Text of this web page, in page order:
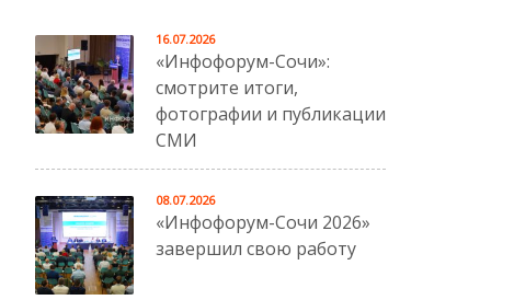
«Инфофорум-Сочи»:
смотрите итоги,
фотографии и публикации
СМИ
16.07.2026
«Инфофорум-Сочи 2026»
завершил свою работу
08.07.2026